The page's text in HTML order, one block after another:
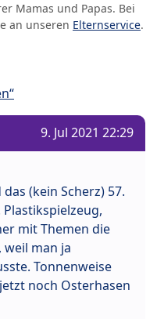
Mamas und Papas. Bei
an unseren Elternservice.
9. Jul 2021 22:29
(kein Scherz) 57.
mit Themen die
man ja
Tonnenweise
noch Osterhasen